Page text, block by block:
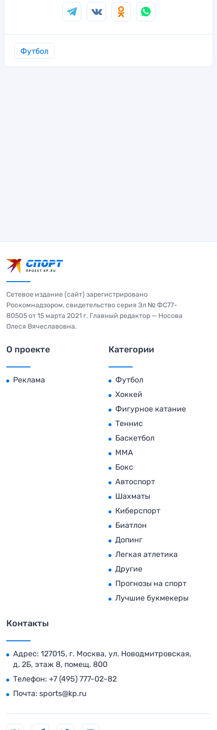
Футбол
Сетевое издание (сайт) зарегистрировано
Роскомнадзором, свидетельство серия Эл № ФС77-
80505 от 15 марта 2021 г. Главный редактор — Носова
Олеся Вячеславовна.
О проекте
Реклама
Категории
Футбол
Хоккей
Фигурное катание
Теннис
Баскетбол
MMA
Бокс
Автоспорт
Шахматы
Киберспорт
Биатлон
Допинг
Легкая атлетика
Другие
Прогнозы на спорт
Лучшие букмекеры
Контакты
Адрес: 127015, г. Москва, ул. Новодмитровская,
д. 2Б, этаж 8, помещ. 800
Телефон: +7 (495) 777-02-82
Почта: sports@kp.ru